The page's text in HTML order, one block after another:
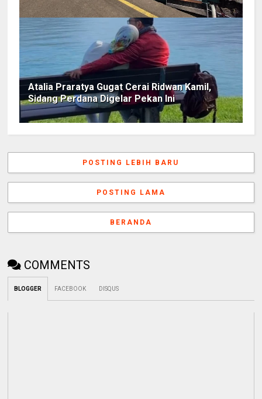
Atalia Praratya Gugat Cerai Ridwan Kamil,
Sidang Perdana Digelar Pekan Ini
POSTING LEBIH BARU
POSTING LAMA
BERANDA
COMMENTS
BLOGGER FACEBOOK DISQUS